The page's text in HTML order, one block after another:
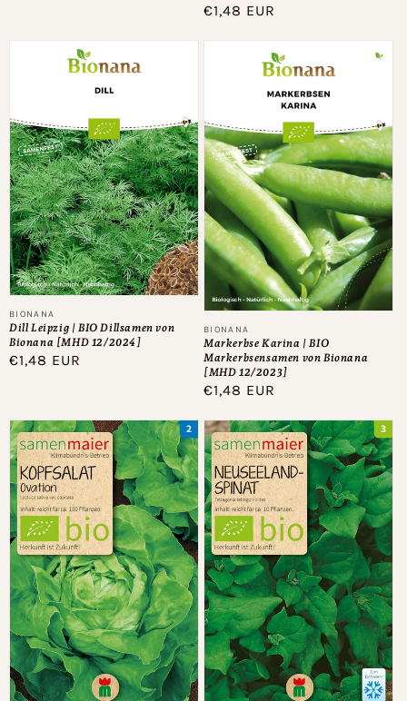
Normaler
€1,48 EUR
Anbieter:
BIONANA
Dill Leipzig | BIO Dillsamen von
Bionana [MHD 12/2024]
Normaler
€1,48 EUR
Anbieter:
BIONANA
Markerbse Karina | BIO
Markerbsensamen von Bionana
[MHD 12/2023]
Normaler
€1,48 EUR